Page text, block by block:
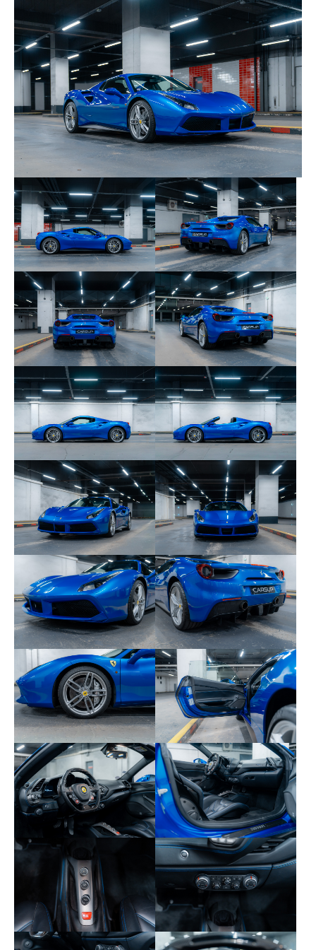
programme constructeur. Le véhicule dispose de
son carnet d’entretien.
Voici les derniers entretiens réalisés :
19/07/2018 – Charles Pozzi Levallois-Perret
10/07/2019 à 16 417 km – Charles Pozzi
Levallois-Perret
24/07/2020 à 16 580 km – Lecoq Bezons
15/11/2022 à 18 630 km – Charles Pozzi
Levallois-Perret
28/01/2025 à 21 723 km – Charles Pozzi
Levallois-Perret
27/02/2026 à 23 062 km – Lecoq Bezons
Les consommables sont en très bon état général.
Aucune modification ni remplacement d’éléments
n’a été effectué sur ce véhicule.
Aucun frais n’est à prévoir.
Voici les équipements et options de cet exemplaire
:
AFS1 - Système de feux avant adaptatifs
CALA - Étriers de frein en aluminium
CIDL - Zone conducteur en fibre de carbone +
LEDs
CISK - Seuils de portes extérieurs en carbone
CRPT - Couleur des tapis : NERO 152 (Noir)
DEMO - Voiture de lancement
(Démonstration)
DEPK - Télémétrie Ferrari
ELEV - Élévateur de suspension (Lift System)
EMPH - Ecusson surpiqué sur l'appui-tête
EXTC - Couleurs extérieures : BLU CORSA 422
FLMA - Surtapis colorés avec logo
FNEN - Équipement fonctionnel
HELE - High Emotion Low Emission (Système
Start & Stop)
INTC - Couleurs intérieures : NERO 8500 (Noir)
LANG - Livret d'utilisation en français
LOGO - Écussons "Scuderia Ferrari" sur les ailes
NDSP - Note pour usage interne
PAC3 - Caméras de parking avant et arrière
PAR2 - Capteurs de stationnement avant et
arrière
PDIS - Écran passager
PEXS - Bas de caisse sport